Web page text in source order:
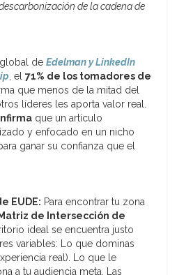
de la cadena de
de Edelman y LinkedIn
, el 71% de los tomadores de
que menos de la mitad del
líderes les aporta valor real.
que un artículo
y enfocado en un nicho
ganar su confianza que el
EUDE: Para encontrar tu zona
Matriz de Intersección de
ideal se encuentra justo
variables: Lo que dominas
real). Lo que le
a tu audiencia meta. Las